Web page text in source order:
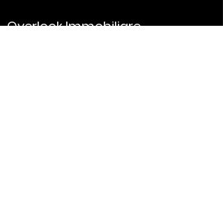
Overlook Immobiliare